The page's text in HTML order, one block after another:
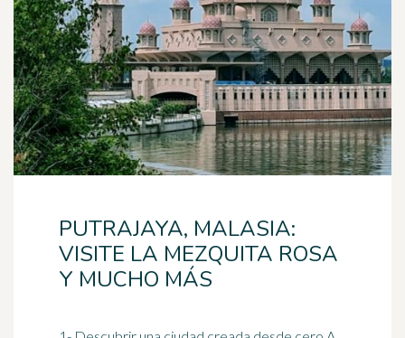
PUTRAJAYA, MALASIA:
VISITE LA MEZQUITA ROSA
Y MUCHO MÁS